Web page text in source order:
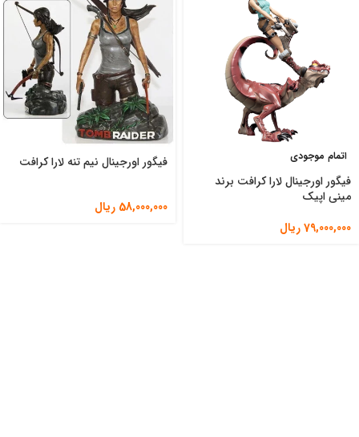
اتمام موجودی
فیگور اورجینال لارا کرافت برند
مینی اپیک
79,000,000ریال
فیگور اورجینال نیم تنه لارا کرافت
58,000,000 ریال